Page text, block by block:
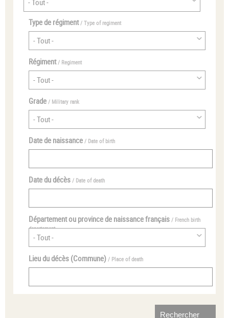
Type de régiment/ Type of regiment
Régiment/ Regiment
Grade / Military rank
Date de naissance / Date of birth
Date du décès / Date of death
Département ou province de naissance français / French birth
departement
Lieu du décès (Commune) / Place of death